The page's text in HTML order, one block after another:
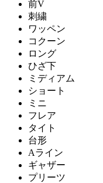
前V
刺繍
ワッペン
コクーン
ロング
ひざ下
ミディアム
ショート
ミニ
フレア
タイト
台形
Aライン
ギャザー
プリーツ